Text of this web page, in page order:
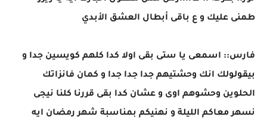
طمنى عليك و ع باقى أبطال العشق الأبدي
فارس:: اسمعى يا ستى بقى اولا كدا كلهم كويسين جدا و
بيقولولك انك وحشتيهم جدا جدا جدا و كمان فانزاتك
الحلوين وحشوهم اوى و عشان كدا بقى قررنا كلنا نيجى
نسهر معاكم الليلة و نهنيكم بمناسبة شهر رمضان ايه